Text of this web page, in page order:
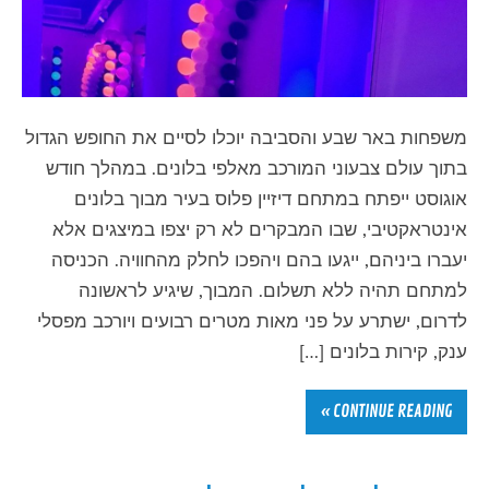
משפחות באר שבע והסביבה יוכלו לסיים את החופש הגדול
בתוך עולם צבעוני המורכב מאלפי בלונים. במהלך חודש
אוגוסט ייפתח במתחם דיזיין פלוס בעיר מבוך בלונים
אינטראקטיבי, שבו המבקרים לא רק יצפו במיצגים אלא
יעברו ביניהם, ייגעו בהם ויהפכו לחלק מהחוויה. הכניסה
למתחם תהיה ללא תשלום. המבוך, שיגיע לראשונה
לדרום, ישתרע על פני מאות מטרים רבועים ויורכב מפסלי
ענק, קירות בלונים […]
CONTINUE READING »